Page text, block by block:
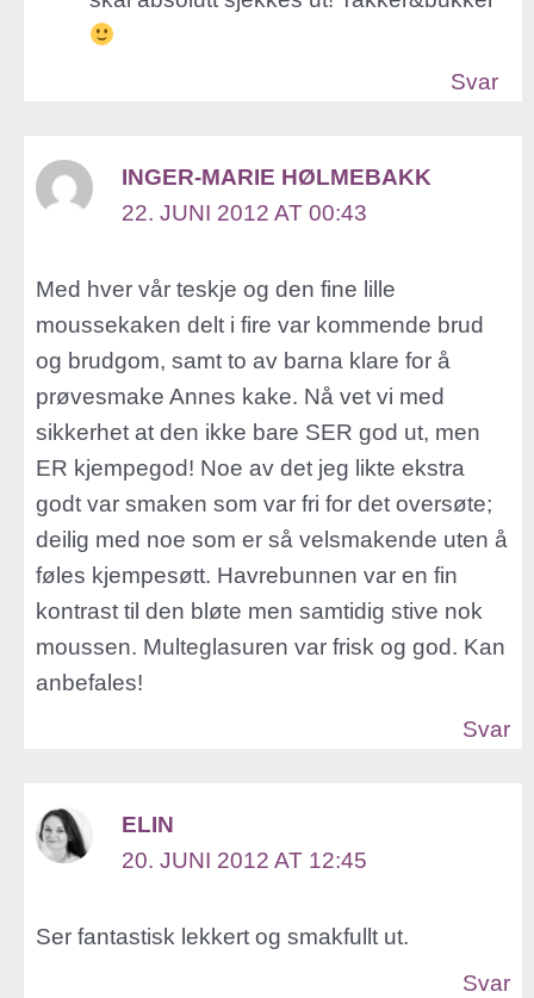
Svar
INGER-MARIE HØLMEBAKK
22. JUNI 2012 AT 00:43
Med hver vår teskje og den fine lille
moussekaken delt i fire var kommende brud
og brudgom, samt to av barna klare for å
prøvesmake Annes kake. Nå vet vi med
sikkerhet at den ikke bare SER god ut, men
ER kjempegod! Noe av det jeg likte ekstra
godt var smaken som var fri for det oversøte;
deilig med noe som er så velsmakende uten å
føles kjempesøtt. Havrebunnen var en fin
kontrast til den bløte men samtidig stive nok
moussen. Multeglasuren var frisk og god. Kan
anbefales!
Svar
ELIN
20. JUNI 2012 AT 12:45
Ser fantastisk lekkert og smakfullt ut.
Svar